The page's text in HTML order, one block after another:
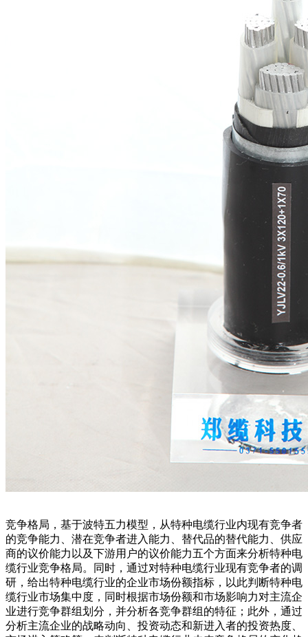
竞争格局，基于波特五力模型，从特种电缆行业内现有竞争者
的竞争能力、潜在竞争者进入能力、替代品的替代能力、供应
商的议价能力以及下游用户的议价能力五个方面来分析特种电
缆行业竞争格局。同时，通过对特种电缆行业现有竞争者的调
研，给出特种电缆行业的企业市场份额指标，以此判断特种电
缆行业市场集中度，同时根据市场份额和市场影响力对主流企
业进行竞争群组划分，并分析各竞争群组的特征；此外，通过
分析主流企业的战略动向、投资动态和新进入者的投资热度、